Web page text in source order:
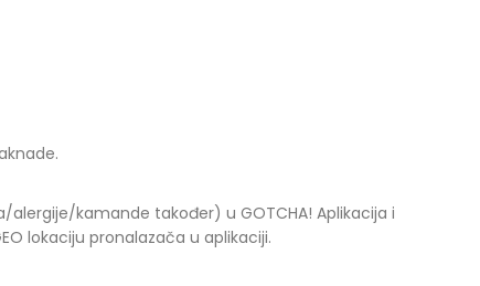
kamande također) u GOTCHA! Aplikacija i
lokaciju pronalazača u aplikaciji.